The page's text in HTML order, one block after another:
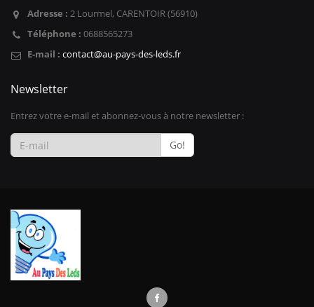
Adresse : 2 Lourmel, CARENTOIR (56910)
Téléphone : 0688565273
E-mail : contact@au-pays-des-leds.fr
Newsletter
Entrez votre e-mail et abonnez-vous à notre newsletter :
Go!